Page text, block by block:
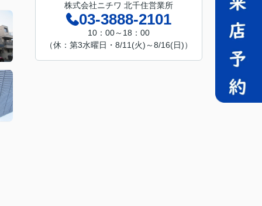
株式会社ニチワ 北千住営業所
03-3888-2101
10：00～18：00
（休：第3水曜日・8/11(火)～8/16(日)）